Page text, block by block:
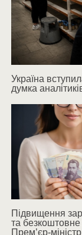
Україна
думка
Підвищення
та
Прем’єр-